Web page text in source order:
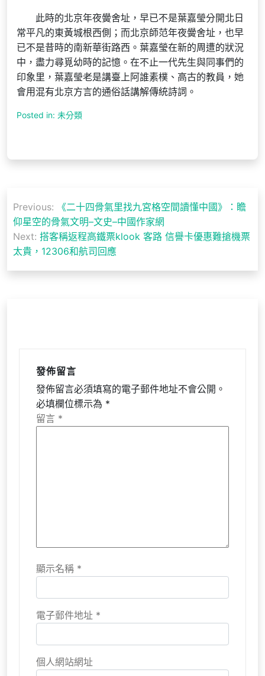
此時的北京年夜黌舍址，早已不是葉嘉瑩分開北日
常平凡的東黃城根西側；而北京師范年夜黌舍址，也早
已不是昔時的南新華街路西。葉嘉瑩在新的周遭的狀況
中，盡力尋覓幼時的記憶。在不止一代先生與同事們的
印象里，葉嘉瑩老是講臺上阿誰素樸、高古的教員，她
會用混有北京方言的通俗話講解傳統詩詞。
Posted in: 未分類
章
導
覽
Previous:
《二十四骨氣里找九宮格空間讀懂中國》：瞻
仰星空的骨氣文明–文史–中國作家網
Next: 搭客稱返程高鐵票klook 客路 信譽卡優惠難搶機票
太貴，12306和航司回應
發佈留言
發佈留言必須填寫的電子郵件地址不會公開。
必填欄位標示為 *
留言 *
顯示名稱 *
電子郵件地址 *
個人網站網址